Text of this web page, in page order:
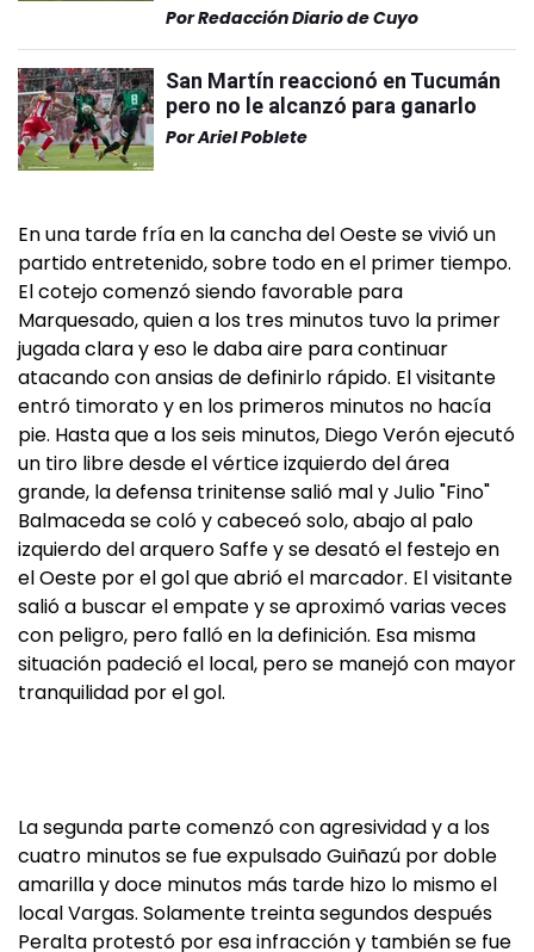
PorRedacción Diario de Cuyo
San Martín reaccionó en Tucumán
pero no le alcanzó para ganarlo
PorAriel Poblete
En una tarde fría en la cancha del Oeste se vivió un
partido entretenido, sobre todo en el primer tiempo.
El cotejo comenzó siendo favorable para
Marquesado, quien a los tres minutos tuvo la primer
jugada clara y eso le daba aire para continuar
atacando con ansias de definirlo rápido. El visitante
entró timorato y en los primeros minutos no hacía
pie. Hasta que a los seis minutos, Diego Verón ejecutó
un tiro libre desde el vértice izquierdo del área
grande, la defensa trinitense salió mal y Julio "Fino"
Balmaceda se coló y cabeceó solo, abajo al palo
izquierdo del arquero Saffe y se desató el festejo en
el Oeste por el gol que abrió el marcador. El visitante
salió a buscar el empate y se aproximó varias veces
con peligro, pero falló en la definición. Esa misma
situación padeció el local, pero se manejó con mayor
tranquilidad por el gol.
La segunda parte comenzó con agresividad y a los
cuatro minutos se fue expulsado Guiñazú por doble
amarilla y doce minutos más tarde hizo lo mismo el
local Vargas. Solamente treinta segundos después
Peralta protestó por esa infracción y también se fue